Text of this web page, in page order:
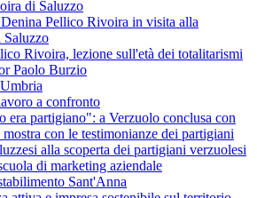
di Saluzzo
Pellico Rivoira in visita alla
Saluzzo
Rivoira, lezione sull'età dei totalitarismi
Paolo Burzio
a confronto
era partigiano": a Verzuolo conclusa con
mostra con le testimonianze dei partigiani
alla scoperta dei partigiani verzuolesi
di marketing aziendale
Sant'Anna